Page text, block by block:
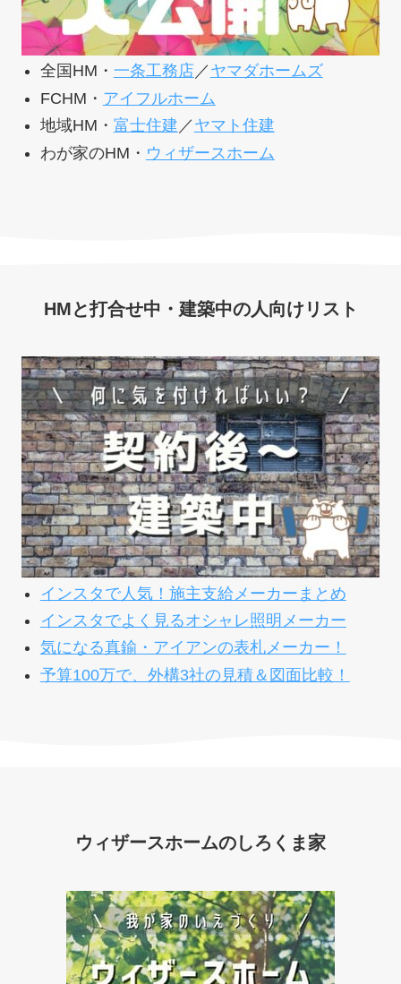
全国HM・ 一条工務店／ ヤマダホームズ
FCHM・ アイフルホーム
地域HM・ 富士住建 ／ ヤマト住建
わが家のHM・ ウィザースホーム
HMと打合せ中・建築中の人向けリスト
インスタで人気！施主支給メーカーまとめ
インスタでよく見るオシャレ照明メーカー
気になる真鍮・アイアンの表札メーカー！
予算100万で、外構3社の見積＆図面比較！
ウィザースホームのしろくま家